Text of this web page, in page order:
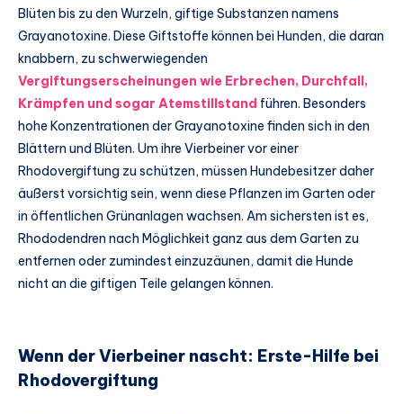
Blüten bis zu den Wurzeln, giftige Substanzen namens
Grayanotoxine. Diese Giftstoffe können bei Hunden, die daran
knabbern, zu schwerwiegenden
Vergiftungserscheinungen wie Erbrechen, Durchfall,
Krämpfen und sogar Atemstillstand führen. Besonders
hohe Konzentrationen der Grayanotoxine finden sich in den
Blättern und Blüten. Um ihre Vierbeiner vor einer
Rhodovergiftung zu schützen, müssen Hundebesitzer daher
äußerst vorsichtig sein, wenn diese Pflanzen im Garten oder
in öffentlichen Grünanlagen wachsen. Am sichersten ist es,
Rhododendren nach Möglichkeit ganz aus dem Garten zu
entfernen oder zumindest einzuzäunen, damit die Hunde
nicht an die giftigen Teile gelangen können.
Wenn der Vierbeiner nascht: Erste-Hilfe bei
Rhodovergiftung